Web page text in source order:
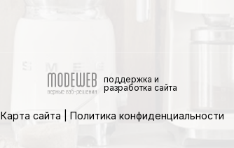
поддержка и
разработка сайта
Карта сайта Политика конфиденциальности